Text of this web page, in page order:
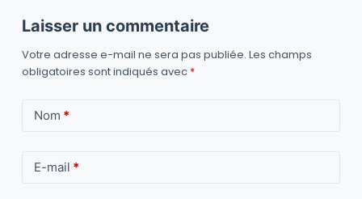
Laisser un commentaire
Votre adresse e-mail ne sera pas publiée. Les champs
obligatoires sont indiqués avec *
Nom *
E-mail *